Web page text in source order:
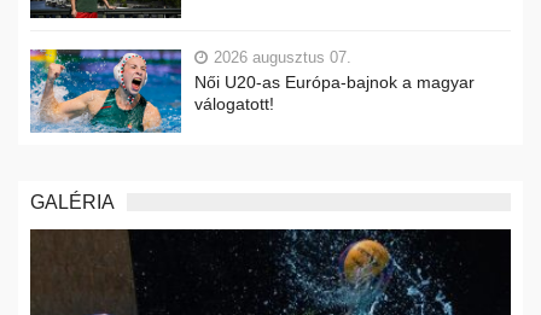
2026 augusztus 07.
Női U20-as Európa-bajnok a magyar
válogatott!
GALÉRIA